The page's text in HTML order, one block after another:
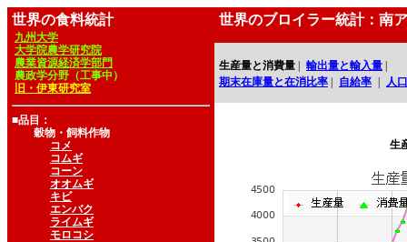
世界の食料統計
九州大学
大学院農学研究院
農業資源経済学部門
農政学分野（工事中）
旧・伊東研究室
■品目：
穀物・飼料作物
コメ
コムギ
コーン
オオムギ
キビ
エンバク
ライムギ
モロコシ
世界のブロイラー統計：南
生産量と消費量 輸出量と輸入量
期末在庫量と在消比率
自給率 人口
生